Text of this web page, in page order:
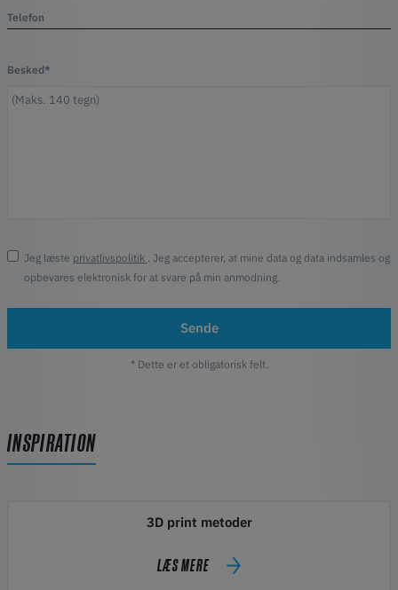
Telefon
Besked*
Jeg læste privatlivspolitik
. Jeg accepterer, at mine data og data indsamles og
opbevares elektronisk for at svare på min anmodning.
Sende
* Dette er et obligatorisk felt.
INSPIRATION
3D print metoder
LÆS MERE